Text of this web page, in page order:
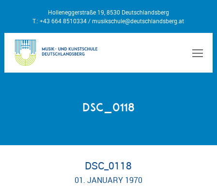
Holleneggerstraße 19, 8530 Deutschlandsberg
T.: +43 664 8510334 /musikschule@deutschlandsberg.at
DSC_0118
DSC_0118
01. JANUARY 1970